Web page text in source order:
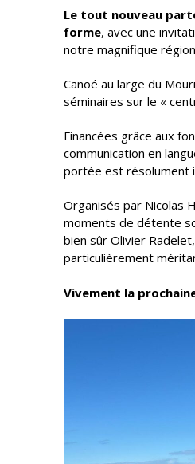
Le tout nouveau
forme, avec une
notre magnifique
Canoé au large du
séminaires sur le «
Financées grâce aux
communication en
portée est résolument
Organisés par Nicolas
moments de détente
bien sûr Olivier
particulièrement
Vivement la